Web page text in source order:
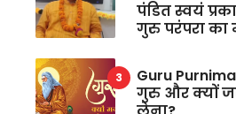
पंडित स्वयं
गुरु परंपरा का
Guru
गुरु और क्यों